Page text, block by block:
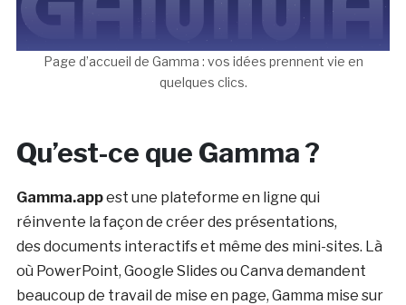
Page d’accueil de Gamma : vos idées prennent vie en
quelques clics.
Qu’est-ce que Gamma ?
Gamma.appest une plateforme en ligne qui
réinvente la façon de créer des présentations,
des documents interactifs et même des mini-sites. Là
où PowerPoint, Google Slides ou Canva demandent
beaucoup de travail de mise en page, Gamma mise sur